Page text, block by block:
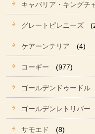
キャバリア・キングチ
グレートピレニーズ
ケアーンテリア (4)
コーギー (977)
ゴールデンドゥードル
ゴールデンレトリバー
サモエド (8)